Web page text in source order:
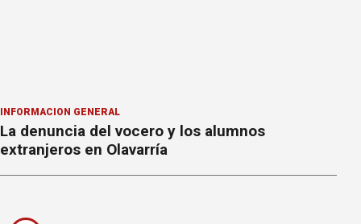
INFORMACION GENERAL
La denuncia del vocero y los alumnos
extranjeros en Olavarría